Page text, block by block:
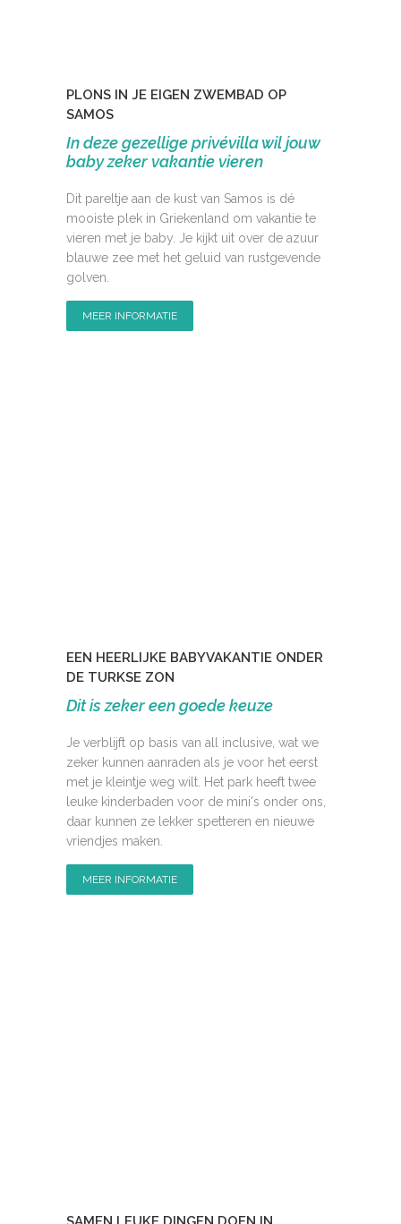
PLONS IN JE EIGEN ZWEMBAD OP
SAMOS
In deze gezellige privévilla wil jouw
baby zeker vakantie vieren
Dit pareltje aan de kust van Samos is dé
mooiste plek in Griekenland om vakantie te
vieren met je baby. Je kijkt uit over de azuur
blauwe zee met het geluid van rustgevende
golven.
MEER INFORMATIE
EEN HEERLIJKE BABYVAKANTIE ONDER
DE TURKSE ZON
Dit is zeker een goede keuze
Je verblijft op basis van all inclusive, wat we
zeker kunnen aanraden als je voor het eerst
met je kleintje weg wilt. Het park heeft twee
leuke kinderbaden voor de mini's onder ons,
daar kunnen ze lekker spetteren en nieuwe
vriendjes maken.
MEER INFORMATIE